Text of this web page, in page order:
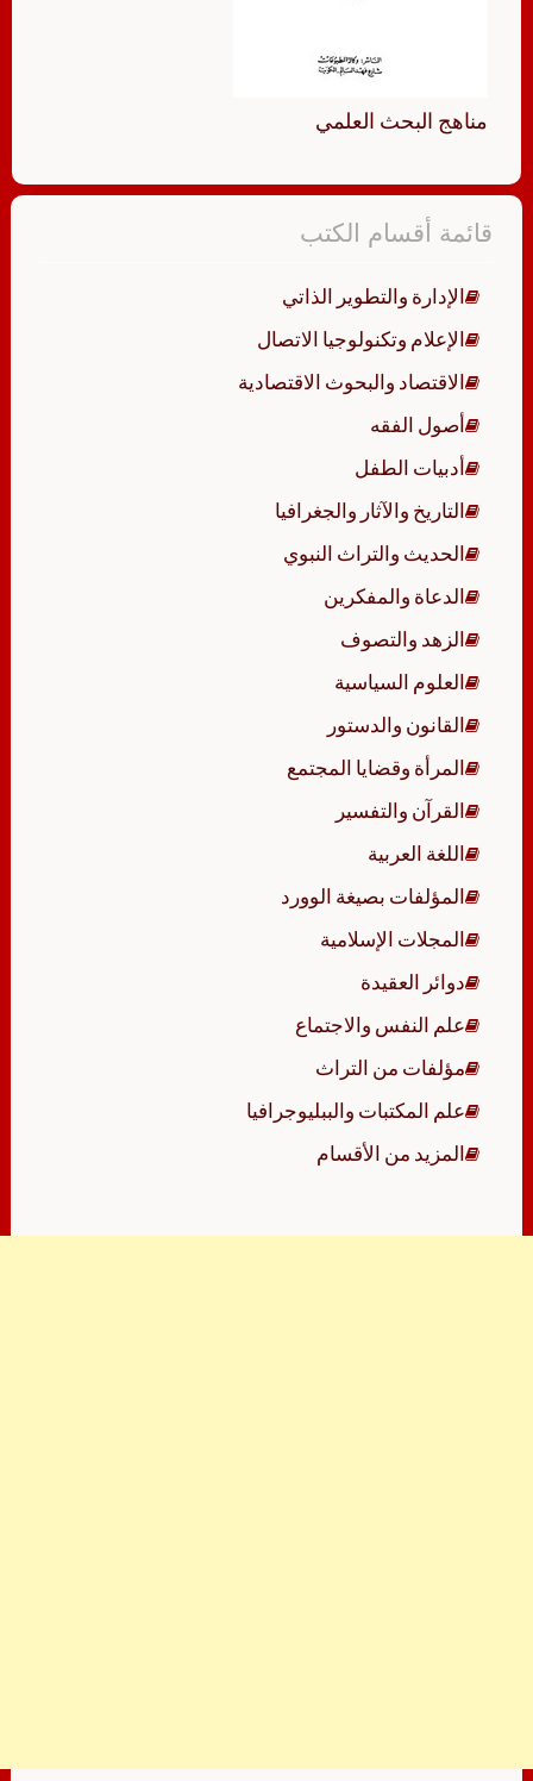
مناهج البحث العلمي
قائمة أقسام الكتب
الإدارة والتطوير الذاتي
الإعلام وتكنولوجيا الاتصال
الاقتصاد والبحوث الاقتصادية
أصول الفقه
أدبيات الطفل
التاريخ والآثار والجغرافيا
الحديث والتراث النبوي
الدعاة والمفكرين
الزهد والتصوف
العلوم السياسية
القانون والدستور
المرأة وقضايا المجتمع
القرآن والتفسير
اللغة العربية
المؤلفات بصيغة الوورد
المجلات الإسلامية
دوائر العقيدة
علم النفس والاجتماع
مؤلفات من التراث
علم المكتبات والببليوجرافيا
المزيد من الأقسام